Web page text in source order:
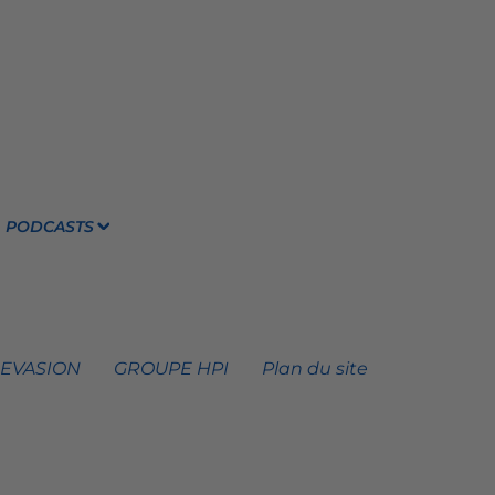
PODCASTS
GROUPE HPI Plan du site